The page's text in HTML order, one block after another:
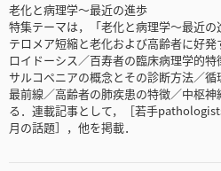
老化と病理学～最近の進歩
特集テーマは，「老化と病理学～最近
テロメア短縮と老化および高齢者に好
ロイドーシス／百寿者の臨床病理学的
サルコペニアの概念とその診断方法／
最前線／高齢者の肺疾患の特徴／中枢
る．連載記事として，［若手
月の話題］，他を掲載．